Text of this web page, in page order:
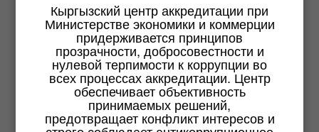
Кыргызский центр аккредитации при
Министерстве экономики и коммерции
придерживается принципов
прозрачности, добросовестности и
нулевой терпимости к коррупции во
всех процессах аккредитации. Центр
обеспечивает объективность
принимаемых решений,
предотвращает конфликт интересов и